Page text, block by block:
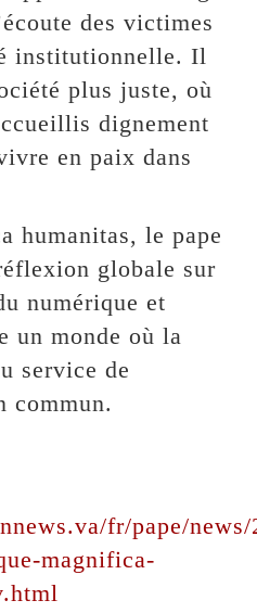
des victimes
institutionnelle. Il
plus juste, où
dignement
en paix dans
humanitas, le pape
globale sur
numérique et
un monde où la
service de
commun.
fr/pape/news/
magnifica-